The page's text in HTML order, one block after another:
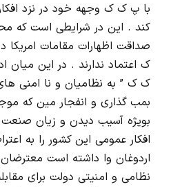
با پ ک ک وجهه خود در نزد
کند . این در شرایطی است که
صداقت اظهارات مقامات
ک اعتماد ندارند . در این میان
ک ک ” به نظامیان و نا امنی
بمب گذاری و انفجار مین که
بویژه آسیب دیدن و زیان
افکار عمومی این کشور را به
اردوغان وا داشته است معترضان
نظامی و امنیتی دولت برای